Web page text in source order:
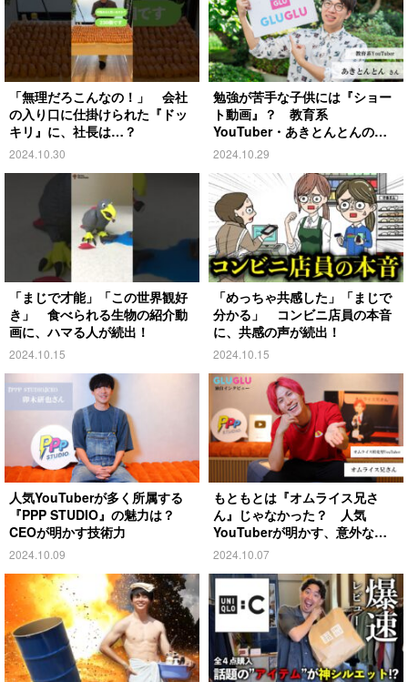
「無理だろこんなの！」 会社
の入り口に仕掛けられた『ドッ
キリ』に、社長は…？
2024.10.30
勉強が苦手な子供には『ショー
ト動画』？ 教育系
YouTuber・あきとんとんの戦
略とは
2024.10.29
「まじで才能」「この世界観好
き」 食べられる生物の紹介動
画に、ハマる人が続出！
2024.10.15
「めっちゃ共感した」「まじで
分かる」 コンビニ店員の本音
に、共感の声が続出！
2024.10.15
人気YouTuberが多く所属する
『PPP STUDIO』の魅力は？
CEOが明かす技術力
2024.10.09
もともとは『オムライス兄さ
ん』じゃなかった？ 人気
YouTuberが明かす、意外な過
去とは
2024.10.07